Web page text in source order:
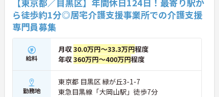
ら徒歩約1分◎居宅介護支援事業所での介護支援
専門員募集
給料
月収30.0万円～33.3万円程度
年収360万円～400万円程度
勤務地
東京都 目黒区 緑が丘3-1-7
東急目黒線「大岡山駅」徒歩7分